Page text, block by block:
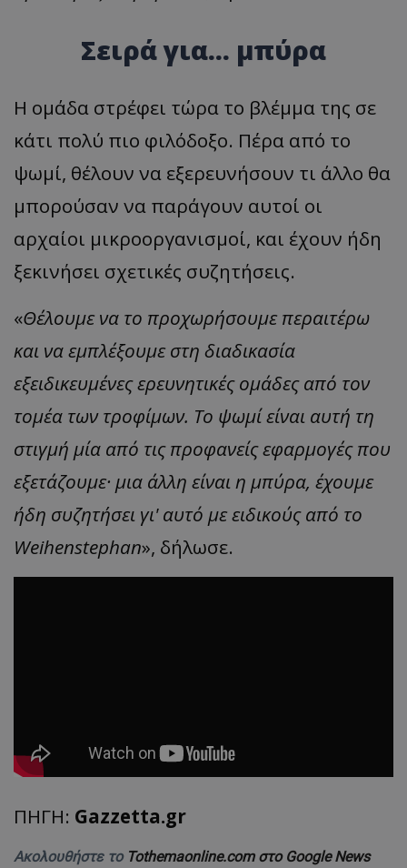
Σειρά για... μπύρα
Η ομάδα στρέφει τώρα το βλέμμα της σε
κάτι πολύ πιο φιλόδοξο. Πέρα από το
ψωμί, θέλουν να εξερευνήσουν τι άλλο θα
μπορούσαν να παράγουν αυτοί οι
αρχαίοι μικροοργανισμοί, και έχουν ήδη
ξεκινήσει σχετικές συζητήσεις.
«Θέλουμε να το προχωρήσουμε περαιτέρω
και να εμπλέξουμε στη διαδικασία
εξειδικευμένες ερευνητικές ομάδες από τον
τομέα των τροφίμων. Το ψωμί είναι αυτή τη
στιγμή μία από τις προφανείς εφαρμογές που
εξετάζουμε· μια άλλη είναι η μπύρα, έχουμε
ήδη συζητήσει γι' αυτό με ειδικούς από το
Weihenstephan», δήλωσε.
ΠΗΓΗ: Gazzetta.gr
Ακολουθήστε το Tothemaonline.com στο Google News